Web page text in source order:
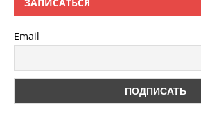
Email